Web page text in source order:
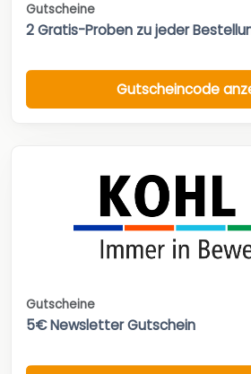
Gutscheine
2 Gratis-Proben zu jeder
Gutscheincode
Gutscheine
5€ Newsletter Gutschein